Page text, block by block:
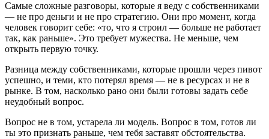
Самые сложные разговоры, которые я веду с собственниками
— не про деньги и не про стратегию. Они про момент, когда
человек говорит себе: «то, что я строил — больше не работает
так, как раньше». Это требует мужества. Не меньше, чем
открыть первую точку.
Разница между собственниками, которые прошли через пивот
успешно, и теми, кто потерял время — не в ресурсах и не в
рынке. В том, насколько рано они были готовы задать себе
неудобный вопрос.
Вопрос не в том, устарела ли модель. Вопрос в том, готов ли
ты это признать раньше, чем тебя заставят обстоятельства.